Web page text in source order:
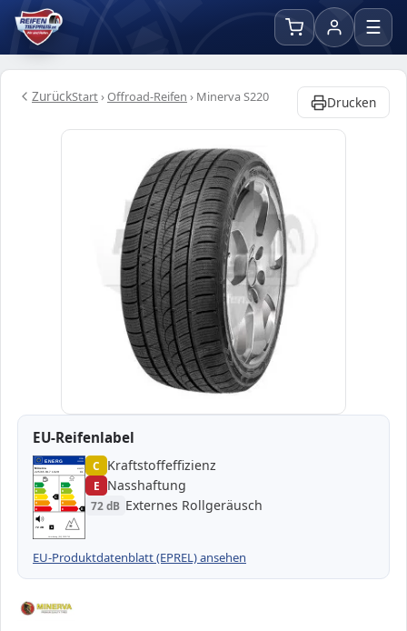
☰
ZurückStart›Offroad-Reifen › Minerva S220 Drucken
EU-Reifenlabel
ENERG 1000000
Minerva MW273
225/65 R17 102H C1
A
B
C
C
D
E
A
B
C
D
E
E
72 dB B
Verordnung (EU) 2020/740
C Kraftstoffeffizienz
E Nasshaftung
72 dB Externes Rollgeräusch
EU-Produktdatenblatt (EPREL) ansehen